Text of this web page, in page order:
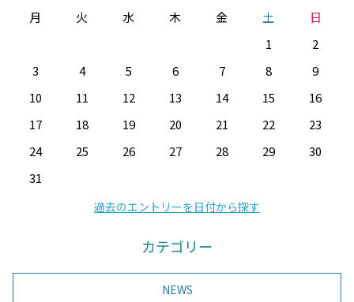
月 火 水 木 金 土
日
1
2
3
4 5 6 7 8
9
10
11 12 13 14 15
16
17
18 19 20 21 22
23
24
25 26 27 28 29
30
31
過去のエントリーを日付から探す
カテゴリー
NEWS